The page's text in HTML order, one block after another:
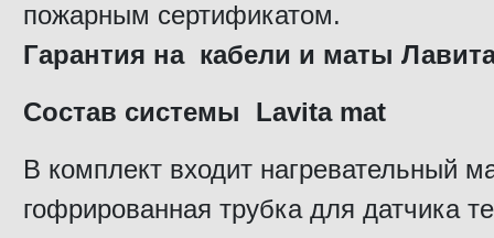
пожарным сертификатом.
Гарантия на кабели и маты
Состав системы Lavita mat
В комплект входит нагревательный
гофрированная трубка для датчика